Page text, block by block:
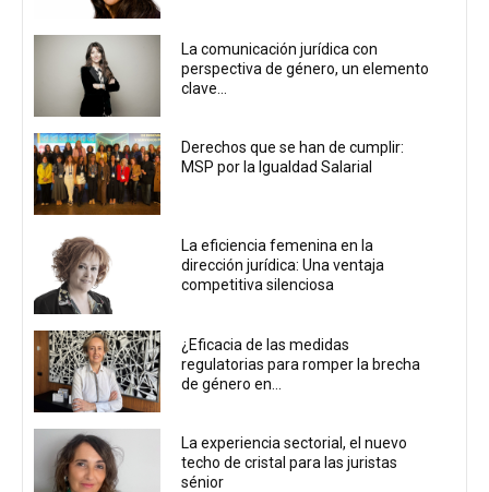
La comunicación jurídica con
perspectiva de género, un elemento
clave...
Derechos que se han de cumplir:
MSP por la Igualdad Salarial
La eficiencia femenina en la
dirección jurídica: Una ventaja
competitiva silenciosa
¿Eficacia de las medidas
regulatorias para romper la brecha
de género en...
La experiencia sectorial, el nuevo
techo de cristal para las juristas
sénior